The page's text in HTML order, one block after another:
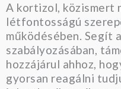
A kortizol, közismert
létfontosságú
működésében. Segít
szabályozásában,
hozzájárul ahhoz,
gyorsan reagálni